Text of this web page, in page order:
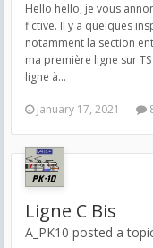
Hello hello, je vous
fictive. Il y a quelques
notamment la section
ma première ligne sur
ligne à...
January 17, 2021
Ligne C Bis
A_PK10 posted a